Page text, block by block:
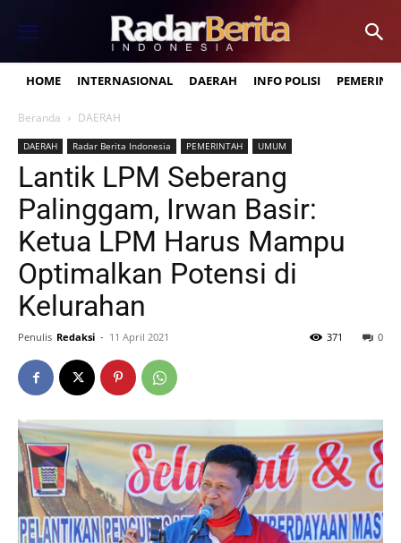
HOME INTERNASIONAL DAERAH INFO POLISI
Beranda DAERAH
DAERAH Radar Berita Indonesia PEMERINTAH UMUM
Lantik LPM Seberang
Palinggam, Irwan Basir:
Ketua LPM Harus Mampu
Optimalkan Potensi di
Kelurahan
Penulis Redaksi - 11 April 2021 0
371